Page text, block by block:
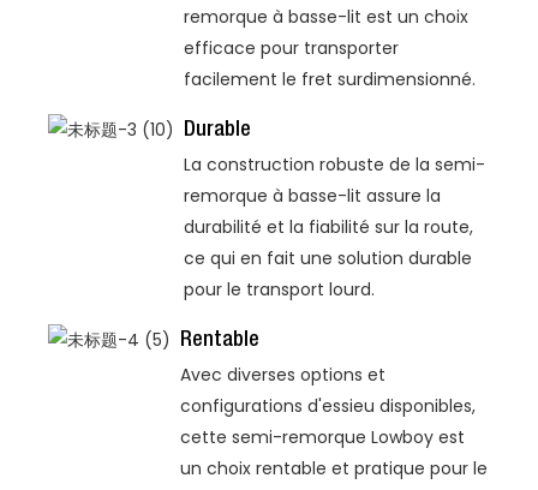
remorque à basse-lit est un choix
efficace pour transporter
facilement le fret surdimensionné.
Durable
La construction robuste de la semi-
remorque à basse-lit assure la
durabilité et la fiabilité sur la route,
ce qui en fait une solution durable
pour le transport lourd.
Rentable
Avec diverses options et
configurations d'essieu disponibles,
cette semi-remorque Lowboy est
un choix rentable et pratique pour le